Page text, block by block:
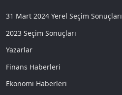
31 Mart 2024 Yerel Seçim Sonuçları
2023 Seçim Sonuçları
Yazarlar
Finans Haberleri
Ekonomi Haberleri